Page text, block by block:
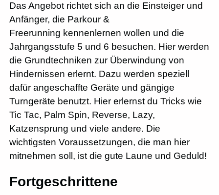
Das Angebot richtet sich an die Einsteiger und
Anfänger, die Parkour &
Freerunning kennenlernen wollen und die
Jahrgangsstufe 5 und 6 besuchen. Hier werden
die Grundtechniken zur Überwindung von
Hindernissen erlernt. Dazu werden speziell
dafür angeschaffte Geräte und gängige
Turngeräte benutzt. Hier erlernst du Tricks wie
Tic Tac, Palm Spin, Reverse, Lazy,
Katzensprung und viele andere. Die
wichtigsten Voraussetzungen, die man hier
mitnehmen soll, ist die gute Laune und Geduld!
Fortgeschrittene